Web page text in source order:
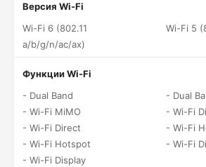
Версия Wi-Fi
Wi-Fi 6 (802.11
a/b/g/n/ac/ax)
Wi-Fi 5
Функции Wi-Fi
- Dual Band
- Wi-Fi MiMO
- Wi-Fi Direct
- Wi-Fi Hotspot
- Wi-Fi Display
- Dual
- Wi-Fi
- Wi-Fi
- Wi-Fi